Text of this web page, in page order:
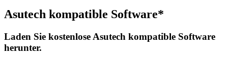
Asutech kompatible Software*
Laden Sie kostenlose Asutech kompatible Software
herunter.